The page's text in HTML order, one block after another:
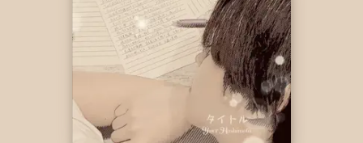
ラジオ
Apple Musicをインストール